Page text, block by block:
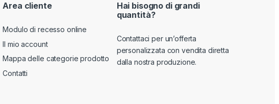
Area cliente
Modulo di recesso online
Il mio account
Mappa delle categorie prodotto
Contatti
Hai bisogno di grandi
quantità?
Contattaci per un’offerta
personalizzata con vendita diretta
dalla nostra produzione.